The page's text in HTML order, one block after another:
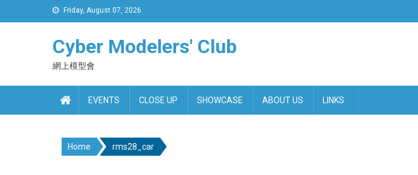
to
Friday, August 07, 2026
Cyber Modelers' Club
網上模型會
EVENTS CLOSE UP SHOWCASE ABOUT US LINKS
Home rms28_car